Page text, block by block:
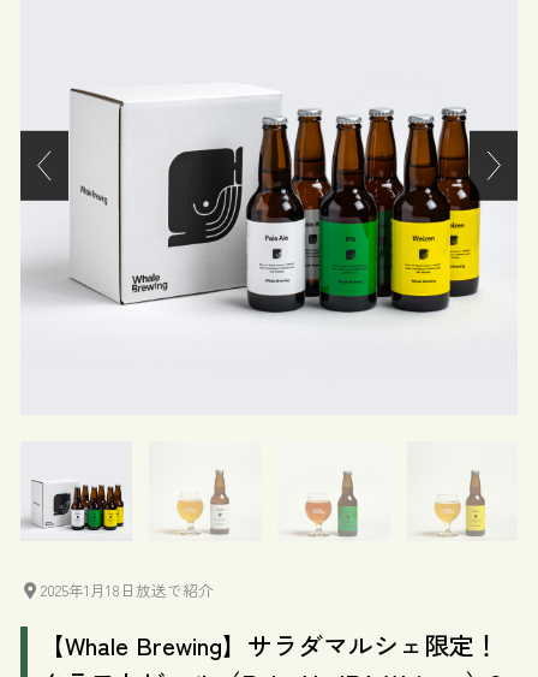
2025年1月18日放送で紹介
【Whale Brewing】サラダマルシェ限定！